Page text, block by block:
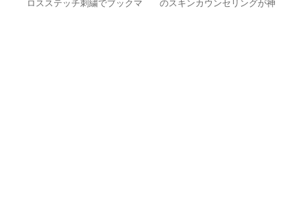
ロスステッチ刺繍でブックマ
のスキンカウンセリングが神